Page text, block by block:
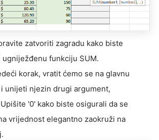
zatvoriti zagradu kako biste
funkciju SUM.
korak, vratit ćemo se na glavnu
unijeti njezin drugi argument,
'0' kako biste osigurali da se
vrijednost elegantno zaokruži na